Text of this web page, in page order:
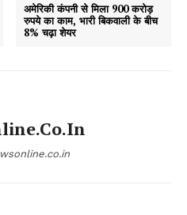
अमेरिकी कंपनी से मिला 900 करोड़
रुपये का काम, भारी बिकवाली के बीच
8% चढ़ा शेयर